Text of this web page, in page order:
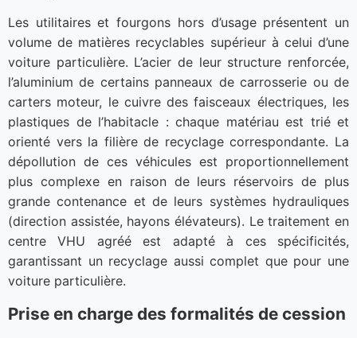
Les utilitaires et fourgons hors d’usage présentent un
volume de matières recyclables supérieur à celui d’une
voiture particulière. L’acier de leur structure renforcée,
l’aluminium de certains panneaux de carrosserie ou de
carters moteur, le cuivre des faisceaux électriques, les
plastiques de l’habitacle : chaque matériau est trié et
orienté vers la filière de recyclage correspondante. La
dépollution de ces véhicules est proportionnellement
plus complexe en raison de leurs réservoirs de plus
grande contenance et de leurs systèmes hydrauliques
(direction assistée, hayons élévateurs). Le traitement en
centre VHU agréé est adapté à ces spécificités,
garantissant un recyclage aussi complet que pour une
voiture particulière.
Prise en charge des formalités de cession